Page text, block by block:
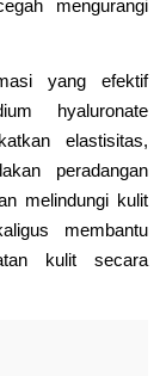
mengurangi
yang efektif
hyaluronate
elastisitas,
peradangan
melindungi kulit
membantu
kulit secara